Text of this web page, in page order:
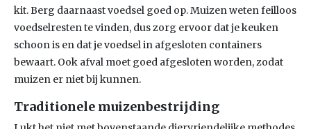
kit. Berg daarnaast voedsel goed op. Muizen weten feilloos
voedselresten te vinden, dus zorg ervoor dat je keuken
schoon is en dat je voedsel in afgesloten containers
bewaart. Ook afval moet goed afgesloten worden, zodat
muizen er niet bij kunnen.
Traditionele muizenbestrijding